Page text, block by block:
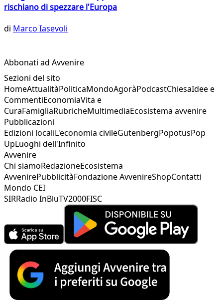
rischiano di spezzare l'Europa
di Marco Iasevoli
Abbonati ad Avvenire
Sezioni del sito
HomeAttualitàPoliticaMondoAgoràPodcastChiesaIdee e
CommentiEconomiaVita e
CuraFamigliaRubricheMultimediaEcosistema avvenire
Pubblicazioni
Edizioni localiL'economia civileGutenbergPopotusPop
UpLuoghi dell'Infinito
Avvenire
Chi siamoRedazioneEcosistema
AvvenirePubblicitàFondazione AvvenireShopContatti
Mondo CEI
SIRRadio InBluTV2000FISC